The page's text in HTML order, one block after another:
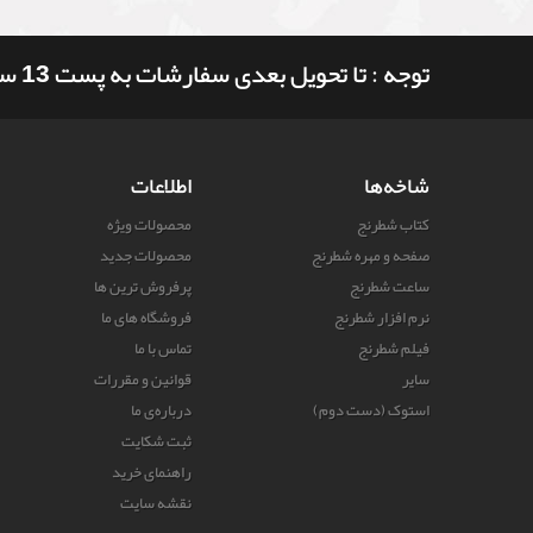
توجه : تا تحویل بعدی سفارشات به پست 13 ساعت و 17 دقیقه وقت دارید
شاخه‌ها
کتاب شطرنج
صفحه و مهره شطرنج
ساعت شطرنج
نرم افزار شطرنج
فیلم شطرنج
سایر
استوک (دست دوم)
اطلاعات
محصولات ویژه
محصولات جدید
پرفروش ترین‌ ها
فروشگاه های ما
تماس با ما
قوانین و مقررات
درباره‌ی ما
ثبت شکایت
راهنمای خرید
نقشه سایت